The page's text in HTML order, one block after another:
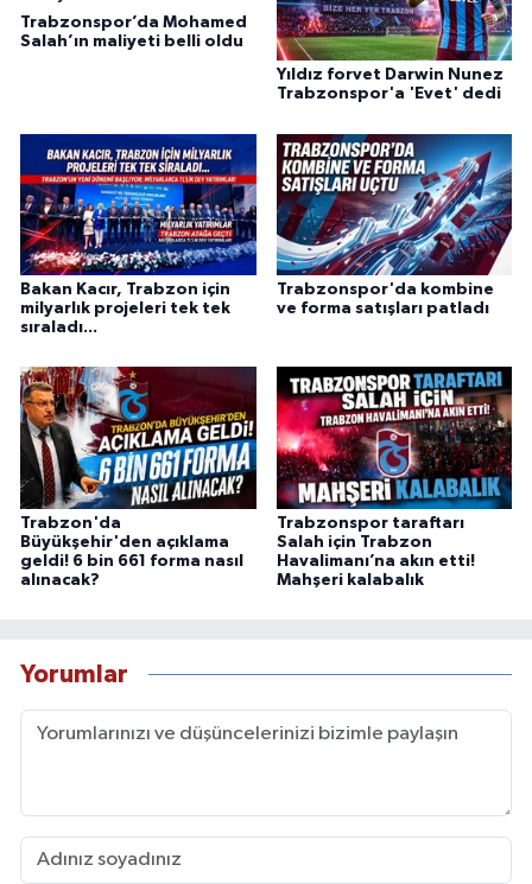
Trabzonspor’da Mohamed
Salah’ın maliyeti belli oldu
Yıldız forvet Darwin Nunez
Trabzonspor'a 'Evet' dedi
Bakan Kacır, Trabzon için
milyarlık projeleri tek tek
sıraladı...
Trabzonspor'da kombine
ve forma satışları patladı
Trabzon'da
Büyükşehir'den açıklama
geldi! 6 bin 661 forma nasıl
alınacak?
Trabzonspor taraftarı
Salah için Trabzon
Havalimanı’na akın etti!
Mahşeri kalabalık
Yorumlar